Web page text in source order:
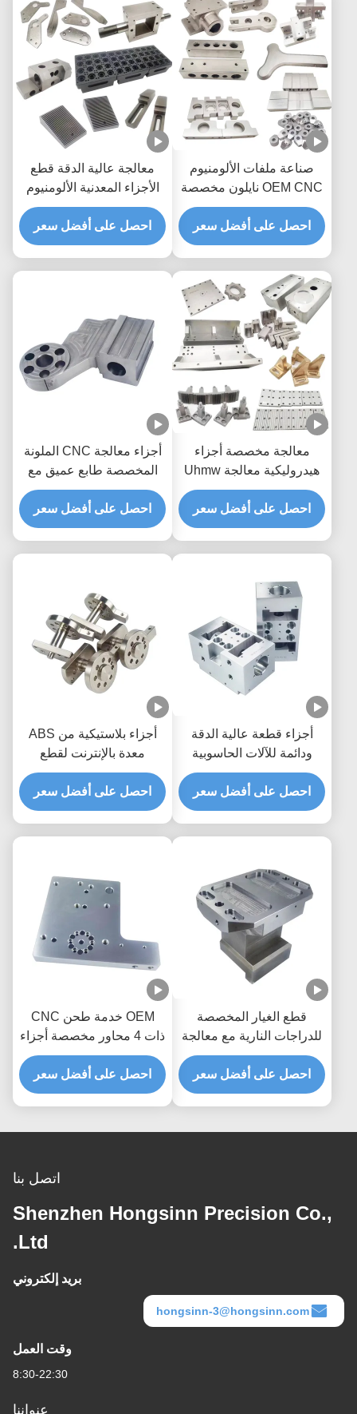
صناعة ملفات الألومنيوم
OEM CNC نايلون مخصصة
احصل على أفضل سعر
معالجة عالية الدقة قطع
الأجزاء المعدنية الألومنيوم
خدمة قطع CNC
احصل على أفضل سعر
معالجة مخصصة أجزاء
هيدروليكية معالجة Uhmw
خدمة قطع بلاستيك CNC
احصل على أفضل سعر
أجزاء معالجة CNC الملونة
المخصصة طابع عميق مع
عملية التجريف
احصل على أفضل سعر
أجزاء قطعة عالية الدقة
ودائمة للآلات الحاسوبية
الحاسوبية للقطاعات
المصنعة للصلب
احصل على أفضل سعر
أجزاء بلاستيكية من ABS
معدة بالإنترنت لقطع
السيارات عالية الدقة
احصل على أفضل سعر
قطع الغيار المخصصة
للدراجات النارية مع معالجة
CNC
احصل على أفضل سعر
OEM خدمة طحن CNC
ذات 4 محاور مخصصة أجزاء
معالجة CNC دقيقة من
الألومنيوم المضغوطة
احصل على أفضل سعر
اتصل بنا
Shenzhen Hongsinn Precision Co.,
Ltd.
بريد إلكتروني
hongsinn-3@hongsinn.com
وقت العمل
8:30-22:30
عنواننا